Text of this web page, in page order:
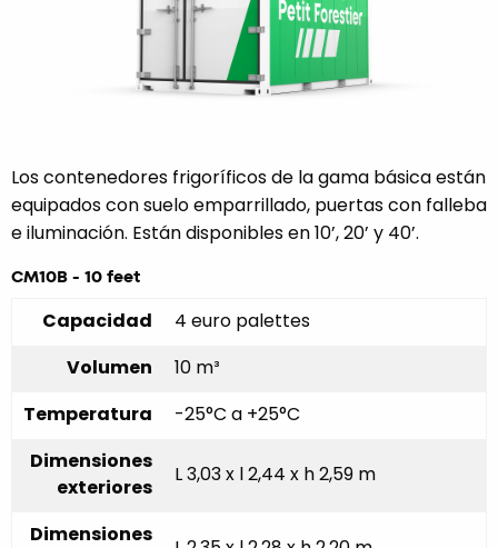
Los contenedores frigoríficos de la gama básica están
equipados con suelo emparrillado, puertas con falleba
e iluminación. Están disponibles en 10’, 20’ y 40’.
CM10B - 10 feet
Capacidad
4 euro palettes
Volumen
10 m³
Temperatura
-25°C a +25°C
Dimensiones
exteriores
L 3,03 x l 2,44 x h 2,59 m
Dimensiones